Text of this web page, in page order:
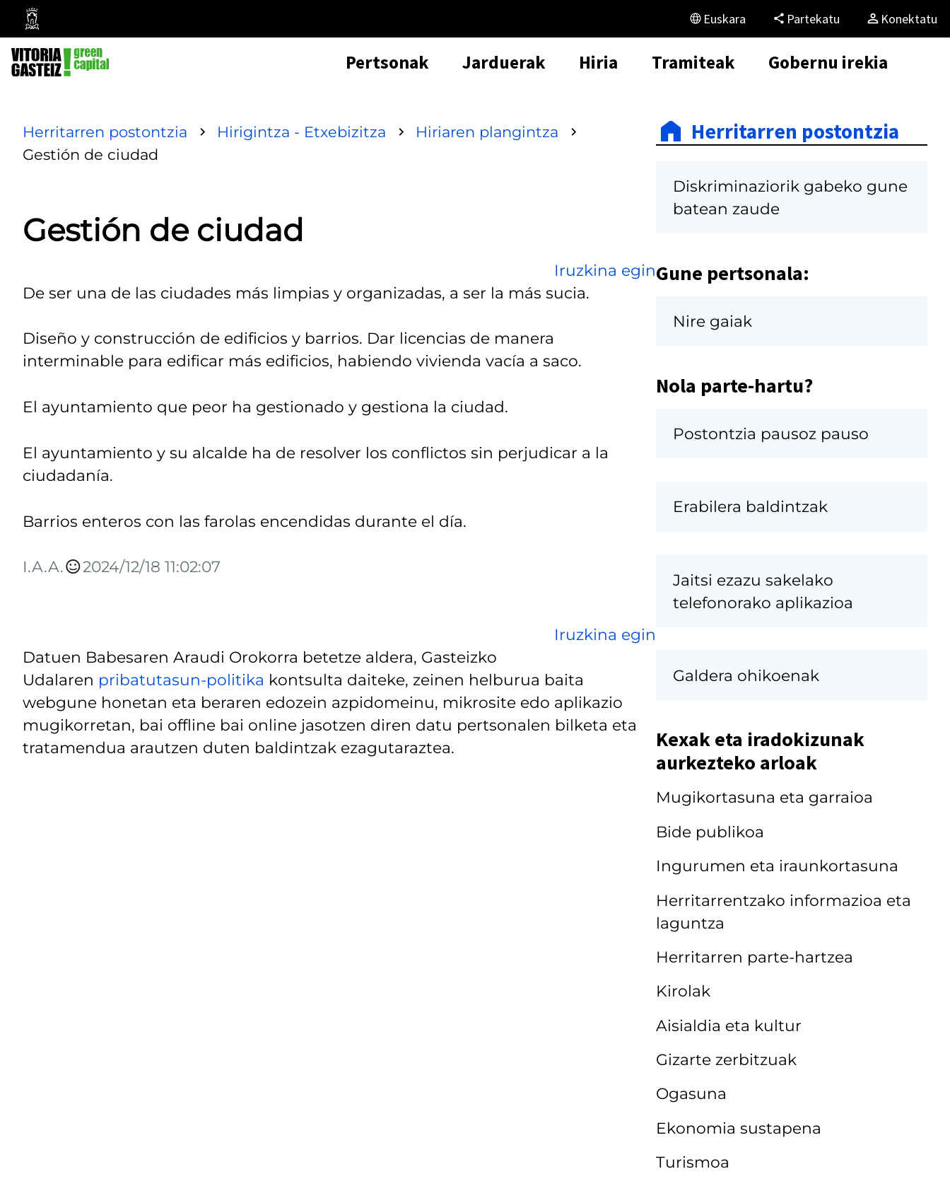
Vitoria-
Gasteizko
Udala
Euskara Partekatu Konektatu
Pertsonak Jarduerak Hiria Tramiteak Gobernu irekia
Herritarren postontzia Hirigintza - Etxebizitza
Hiriaren plangintza
Gestión de ciudad
Gestión de ciudad
Iruzkina egin
De ser una de las ciudades más limpias y organizadas, a ser la más sucia.
Diseño y construcción de edificios y barrios. Dar licencias de manera
interminable para edificar más edificios, habiendo vivienda vacía a saco.
El ayuntamiento que peor ha gestionado y gestiona la ciudad.
El ayuntamiento y su alcalde ha de resolver los conflictos sin perjudicar a la
ciudadanía.
Barrios enteros con las farolas encendidas durante el día.
I.A.A. 2024/12/18 11:02:07
Iruzkina egin
Datuen Babesaren Araudi Orokorra betetze aldera, Gasteizko
Udalaren pribatutasun-politika kontsulta daiteke, zeinen helburua baita
webgune honetan eta beraren edozein azpidomeinu, mikrosite edo aplikazio
mugikorretan, bai offline bai online jasotzen diren datu pertsonalen bilketa eta
tratamendua arautzen duten baldintzak ezagutaraztea.
Herritarren postontzia
Diskriminaziorik gabeko gune
batean zaude
Gune pertsonala:
Nire gaiak
Nola parte-hartu?
Postontzia pausoz pauso
Erabilera baldintzak
Jaitsi ezazu sakelako
telefonorako aplikazioa
Galdera ohikoenak
Kexak eta iradokizunak
aurkezteko arloak
Mugikortasuna eta garraioa
Bide publikoa
Ingurumen eta iraunkortasuna
Herritarrentzako informazioa eta
laguntza
Herritarren parte-hartzea
Kirolak
Aisialdia eta kultur
Gizarte zerbitzuak
Ogasuna
Ekonomia sustapena
Turismoa